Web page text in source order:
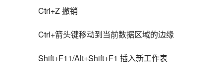
Ctrl+Z 撤销
Ctrl+箭头键移动到当前数据区域的边缘
Shift+F11/Alt+Shift+F1 插入新工作表